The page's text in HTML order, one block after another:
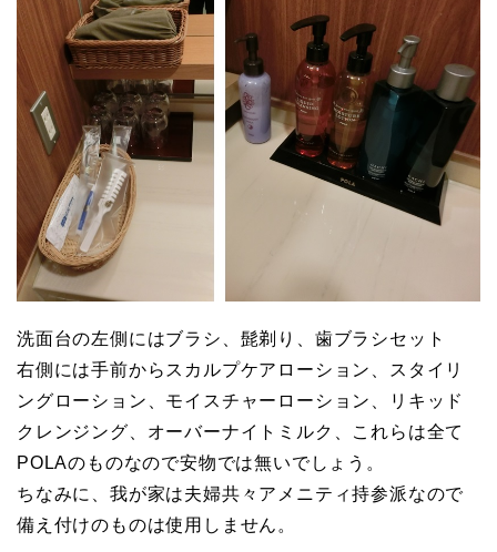
洗面台の左側にはブラシ、髭剃り、歯ブラシセット
右側には手前からスカルプケアローション、スタイリ
ングローション、モイスチャーローション、リキッド
クレンジング、オーバーナイトミルク、これらは全て
POLAのものなので安物では無いでしょう。
ちなみに、我が家は夫婦共々アメニティ持参派なので
備え付けのものは使用しません。